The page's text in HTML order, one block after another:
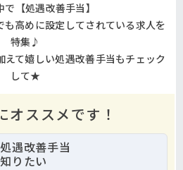
で【処遇改善手当】
も高めに設定してされている求人を
特集♪
て嬉しい処遇改善手当もチェック
して★
オススメです！
遇改善手当
りたい